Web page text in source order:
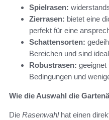
Spielrasen:
Zierrasen: bietet eine
perfekt für eine
Schattensorten:
Bereichen und sind
Robustrasen: geeignet
Bedingungen und
Wie die Auswahl die
Die Rasenwahlhat einen